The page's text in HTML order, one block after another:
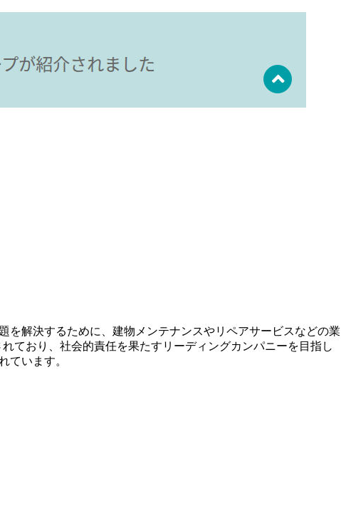
を解決するために、建物メンテナンスやリペアサービスなどの業
ており、社会的責任を果たすリーディングカンパニーを目指し
ています。